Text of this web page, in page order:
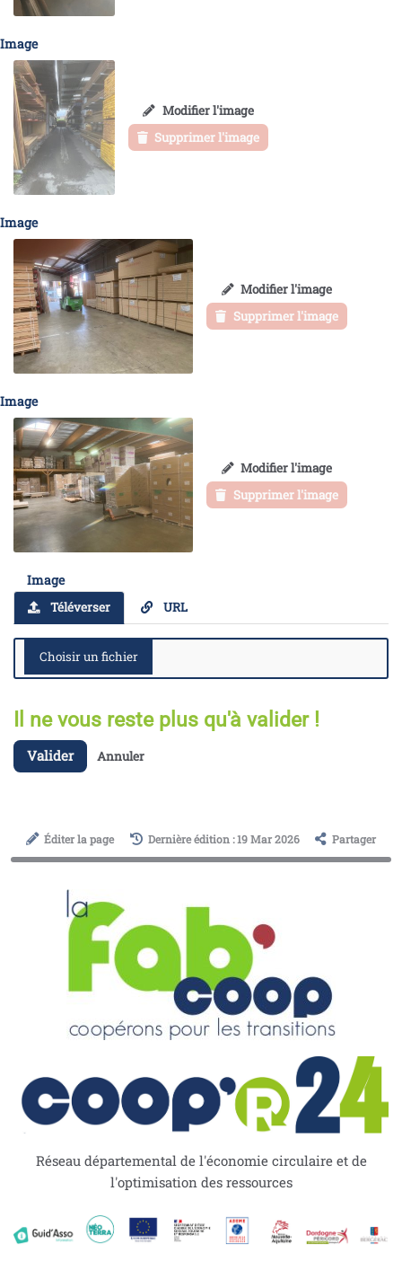
Image
Modifier l'image
Supprimer l'image
Image
Modifier l'image
Supprimer l'image
Image
Modifier l'image
Supprimer l'image
Image
Téléverser URL
Il ne vous reste plus qu'à valider !
Valider Annuler
Éditer la page Dernière édition : 19 Mar 2026 Partager
Réseau départemental de l'économie circulaire et de
l'optimisation des ressources